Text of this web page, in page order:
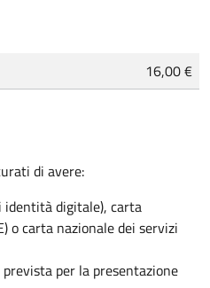
16,00 €
di avere:
identità digitale), carta
o carta nazionale dei servizi
per la presentazione